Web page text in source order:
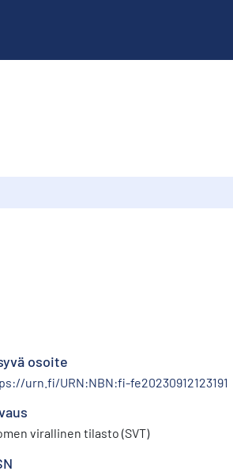
osoite
urn.fi/URN:NBN:fi-fe20230912123191
virallinen tilasto (SVT)